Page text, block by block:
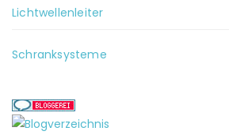
Lichtwellenleiter
Schranksysteme